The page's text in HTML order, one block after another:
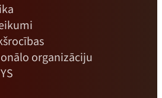
organizāciju